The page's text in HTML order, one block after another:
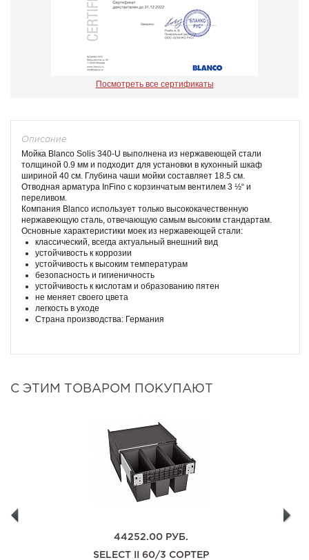
Посмотреть все сертификаты
Описание
Мойка Blanco Solis 340-U выполнена из нержавеющей стали
толщиной 0.9 мм и подходит для установки в кухонный шкаф
шириной 40 см. Глубина чаши мойки составляет 18.5 см.
Отводная арматура InFino с корзинчатым вентилем 3 ½“ и
переливом.
Компания Blanco использует только высококачественную
нержавеющую сталь, отвечающую самым высоким стандартам.
Основные характеристики моек из нержавеющей стали:
классический, всегда актуальный внешний вид
устойчивость к коррозии
устойчивость к высоким температурам
безопасность и гигиеничность
устойчивость к кислотам и образованию пятен
не меняет своего цвета
легкость в уходе
Страна производства: Германия
С ЭТИМ ТОВАРОМ ПОКУПАЮТ
44252.00 РУБ.
SELECT II 60/3 СОРТЕР